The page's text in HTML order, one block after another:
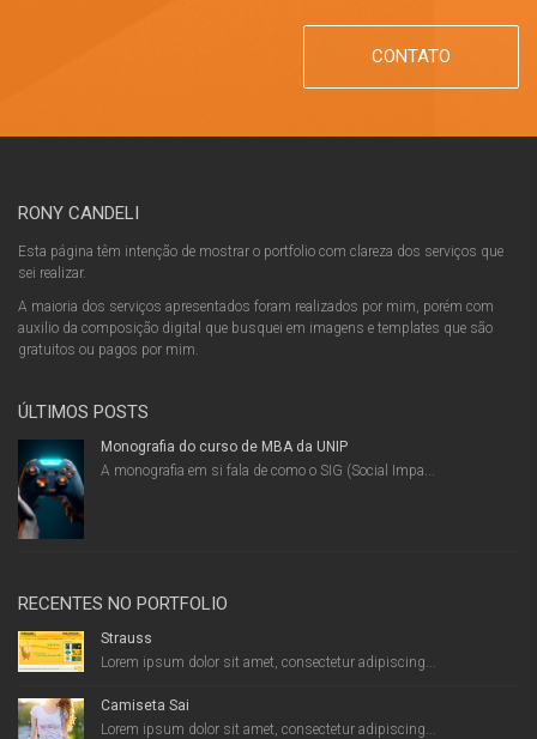
CONTATO
RONY CANDELI
Esta página têm intenção de mostrar o portfolio com clareza dos serviços que
sei realizar.
A maioria dos serviços apresentados foram realizados por mim, porém com
auxilio da composição digital que busquei em imagens e templates que são
gratuitos ou pagos por mim.
ÚLTIMOS POSTS
Monografia do curso de MBA da UNIP
A monografia em si fala de como o SIG (Social Impa...
RECENTES NO PORTFOLIO
Strauss
Lorem ipsum dolor sit amet, consectetur adipiscing...
Camiseta Sai
Lorem ipsum dolor sit amet, consectetur adipiscing...